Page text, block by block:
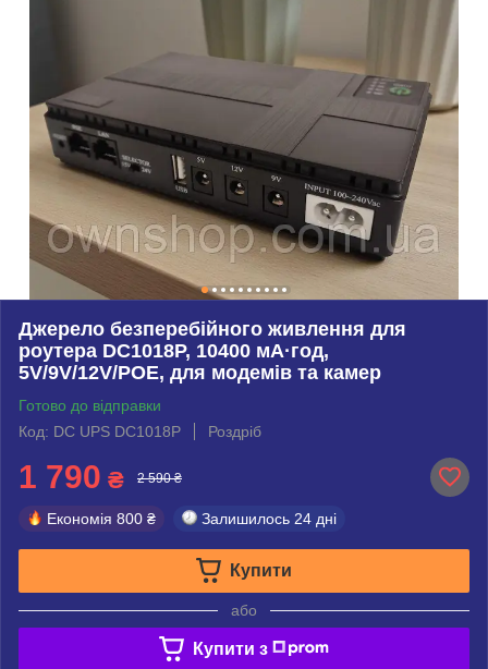
Джерело безперебійного живлення для
роутера DC1018P, 10400 мА·год,
5V/9V/12V/POE, для модемів та камер
Готово до відправки
Код: DC UPS DC1018P
Роздріб
1 790 ₴ 2 590 ₴
Економія 800 ₴ Залишилось 24 дні
Купити
або
Купити з